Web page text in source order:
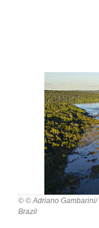
© © Adriano Gambarini/
Brazil